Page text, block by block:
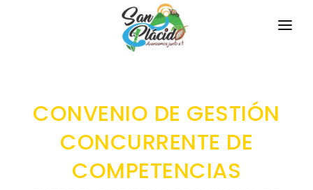
LA PARROQUIA
RESEÑA HISTÓRICA
TRANSPARENCIA
CONVENIO DE GESTIÓN
CONCURRENTE DE
COMPETENCIAS